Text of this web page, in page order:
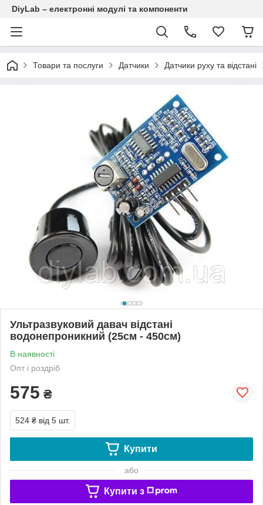
DiyLab – електронні модулі та компоненти
Товари та послуги Датчики Датчики руху та відстані
Ультразвуковий давач відстані
водонепроникний (25см - 450см)
В наявності
Опт і роздріб
575 ₴
524 ₴ від 5 шт.
Купити
або
Купити з